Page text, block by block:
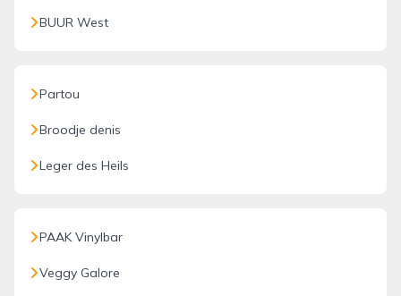
BUUR West
Partou
Broodje denis
Leger des Heils
PAAK Vinylbar
Veggy Galore